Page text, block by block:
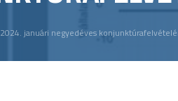
2024. januári negyedéves